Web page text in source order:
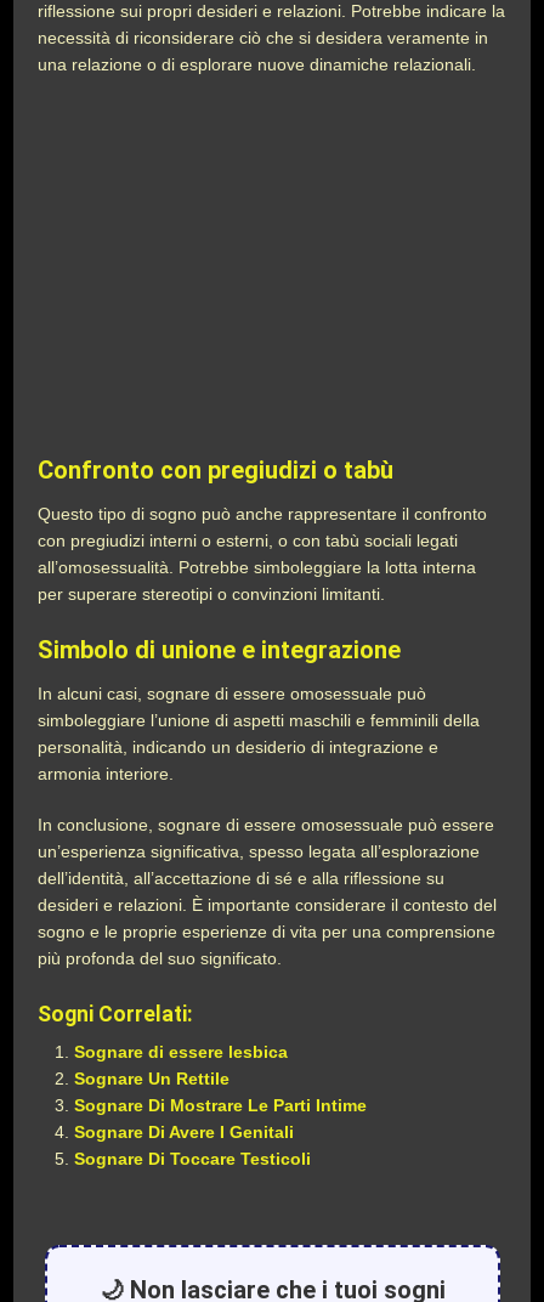
riflessione sui propri desideri e relazioni. Potrebbe indicare la
necessità di riconsiderare ciò che si desidera veramente in
una relazione o di esplorare nuove dinamiche relazionali.
Confronto con pregiudizi o tabù
Questo tipo di sogno può anche rappresentare il confronto
con pregiudizi interni o esterni, o con tabù sociali legati
all’omosessualità. Potrebbe simboleggiare la lotta interna
per superare stereotipi o convinzioni limitanti.
Simbolo di unione e integrazione
In alcuni casi, sognare di essere omosessuale può
simboleggiare l’unione di aspetti maschili e femminili della
personalità, indicando un desiderio di integrazione e
armonia interiore.
In conclusione, sognare di essere omosessuale può essere
un’esperienza significativa, spesso legata all’esplorazione
dell’identità, all’accettazione di sé e alla riflessione su
desideri e relazioni. È importante considerare il contesto del
sogno e le proprie esperienze di vita per una comprensione
più profonda del suo significato.
Sogni Correlati:
Sognare di essere lesbica
Sognare Un Rettile
Sognare Di Mostrare Le Parti Intime
Sognare Di Avere I Genitali
Sognare Di Toccare Testicoli
🌙 Non lasciare che i tuoi sogni